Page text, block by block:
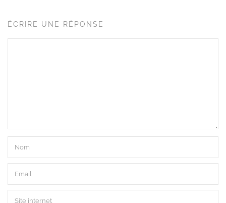
ÉCRIRE UNE RÉPONSE